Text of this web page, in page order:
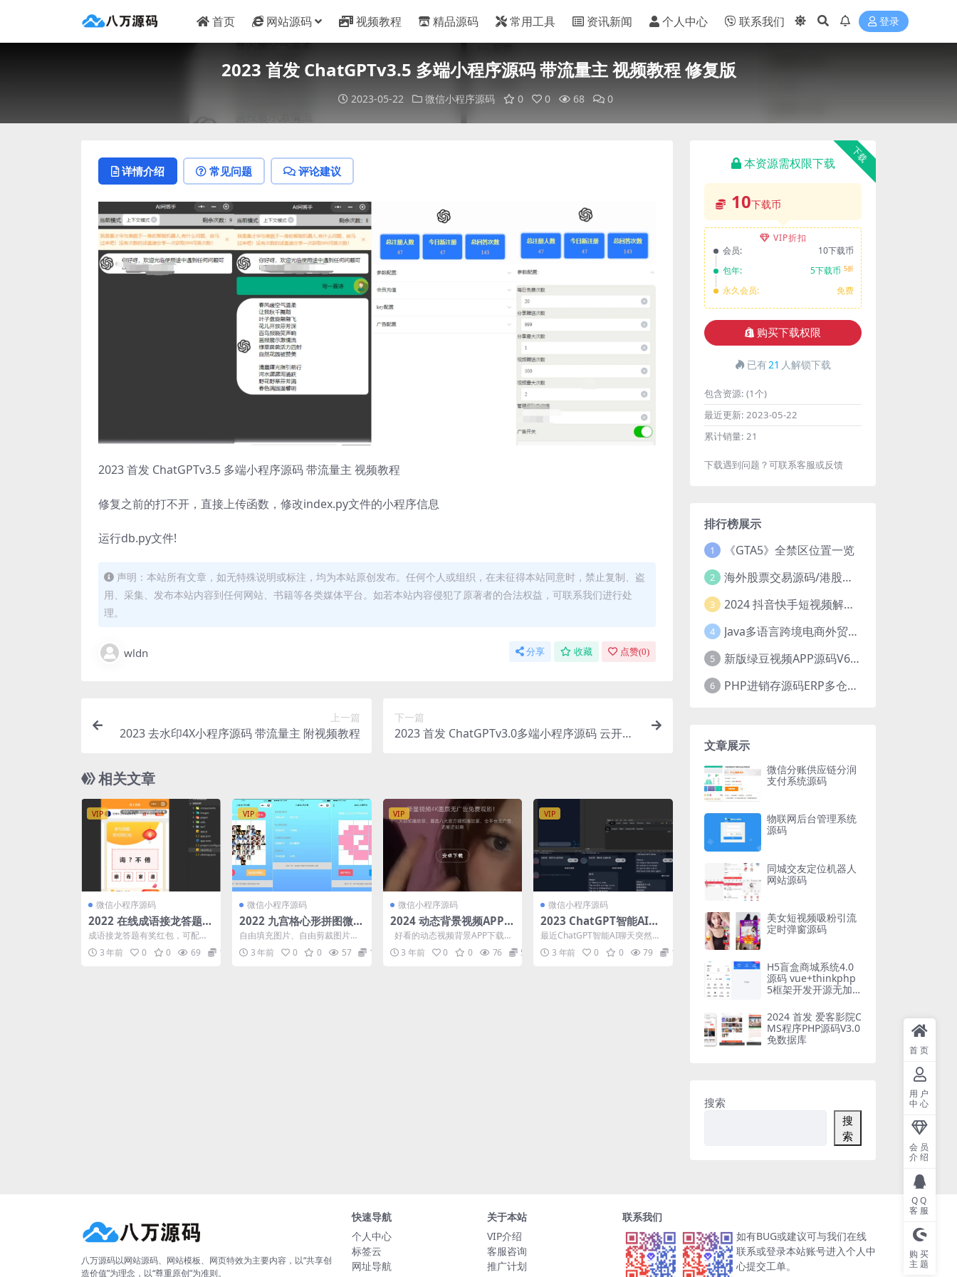
首页 网站源码 视频教程 精品源码 常用工具 资讯新闻 个人中心 联系我们 登录
2023 首发 ChatGPTv3.5 多端小程序源码 带流量主 视频教程 修复版
2023-05-22 微信小程序源码 0 0 68 0
详情介绍 常见问题 评论建议
2023 首发 ChatGPTv3.5 多端小程序源码 带流量主 视频教程
修复之前的打不开，直接上传函数，修改index.py文件的小程序信息
运行db.py文件!
声明：本站所有文章，如无特殊说明或标注，均为本站原创发布。任何个人或组织，在未征得本站同意时，禁止复制、盗
用、采集、发布本站内容到任何网站、书籍等各类媒体平台。如若本站内容侵犯了原著者的合法权益，可联系我们进行处
理。
wldn 分享 收藏 点赞(0)
上一篇
2023 去水印4X小程序源码 带流量主 附视频教程
下一篇
2023 首发 ChatGPTv3.0多端小程序源码 云开发
相关文章
VIP
微信小程序源码
2022 在线成语接龙答题有
奖v1.5.1 微信小程序
成语接龙答题有奖红包，可配合
流量主推广，广告变现，后台含
有区间余额区间奖励配置，...
3 年前 0 0 69 10
VIP
微信小程序源码
2022 九宫格心形拼图微信
小程序源码 带流量主
自由填充图片、自由剪裁图片
等。并带有流量主广告位，有需
要的可以下载看看。
3 年前 0 0 57 10
VIP
微信小程序源码
2024 动态背景视频APP下
载页源码
好看的动态视频背景APP下载页
源码，可以二开修改做个人主页
3 年前 0 0 76 5
VIP
微信小程序源码
2023 ChatGPT智能AI机
器人微信小程序源码
最近ChatGPT智能AI聊天突然爆
火了 ChatGPT 是 OpenAI 开发...
3 年前 0 0 79 10
下载
本资源需权限下载
10下载币
VIP折扣
会员:
10下载币
包年:
5下载币 5折
永久会员: 免费
购买下载权限
已有21 人解锁下载
包含资源: (1个)
最近更新: 2023-05-22
累计销量: 21
下载遇到问题？可联系客服或反馈
排行榜展示
1 《GTA5》全禁区位置一览
2 海外股票交易源码/港股泰股/美股源码/印度股源码/马拉西亚股票源码/国际股票配资
3 2024 抖音快手短视频解析去水印php源码
4 Java多语言跨境电商外贸商城TikToKshop内嵌商城I商家入驻I一键铺
5 新版绿豆视频APP源码V6.6 免授权插件版
6 PHP进销存源码ERP多仓库管理系统 手机版进销存 php网络版进销存小程序
文章展示
微信分账供应链分润
支付系统源码
物联网后台管理系统
源码
同城交友定位机器人
网站源码
美女短视频吸粉引流
定时弹窗源码
H5盲盒商城系统4.0
源码 vue+thinkphp
5框架开发开源无加
2024 首发 爱客影院C
MS程序PHP源码V3.0
免数据库
搜索
搜
索
八万源码以网站源码、网站模板、网页特效为主要内容，以“共享创
造价值”为理念，以“尊重原创”为准则。
快速导航
个人中心
标签云
网址导航
关于本站
VIP介绍
客服咨询
推广计划
联系我们
如有BUG或建议可与我们在线
联系或登录本站账号进入个人中
心提交工单。
首页
用户
中心
会员
介绍
QQ
客服
购买
主题